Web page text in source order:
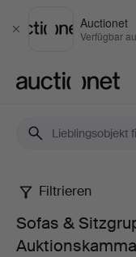
Schließen
Auctionet
Verfügbar
Sofas
Filtrieren
Sofas &